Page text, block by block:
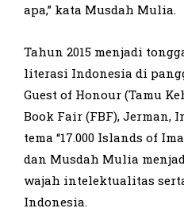
apa,” kata Musdah Mulia.
Tahun 2015 menjadi
literasi Indonesia di
Guest of Honour (Tamu
Book Fair (FBF), Jerman,
tema “17.000 Islands of
dan Musdah Mulia
wajah intelektualitas
Indonesia.